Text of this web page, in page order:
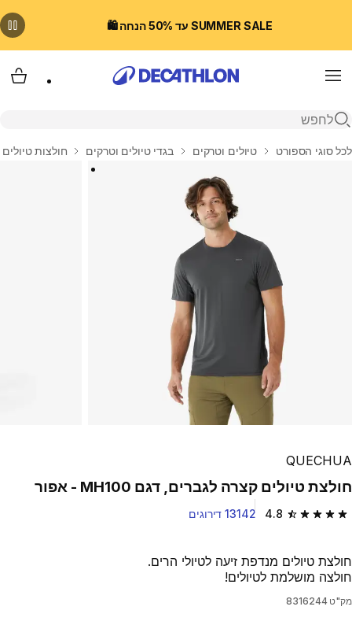
SUMMER SALE עד 50% הנחה 🛍️
Menu
פתיחת חיפוש
בית
לכל סוגי הספורט טיולים וטרקים בגדי טיולים וטרקים חולצות טיולים
QUECHUA
חולצת טיולים קצרה לגברים, דגם MH100 - אפור
4.8 4.8 out of 5 stars from 13142 reviews 13142 דירוגים
חולצת טיולים מנדפת זיעה לטיולי הרים.
חולצה מושלמת לטיולים!
מק"ט 8316244